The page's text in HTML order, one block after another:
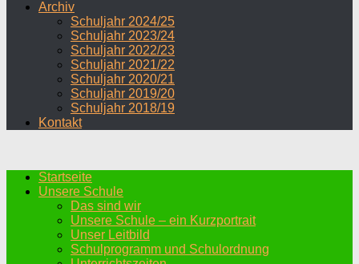
Archiv
Schuljahr 2024/25
Schuljahr 2023/24
Schuljahr 2022/23
Schuljahr 2021/22
Schuljahr 2020/21
Schuljahr 2019/20
Schuljahr 2018/19
Kontakt
Startseite
Unsere Schule
Das sind wir
Unsere Schule – ein Kurzportrait
Unser Leitbild
Schulprogramm und Schulordnung